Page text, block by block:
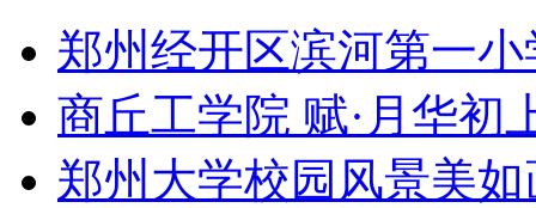
郑州经开区滨河第一
商丘工学院 赋·月华初
郑州大学校园风景美如